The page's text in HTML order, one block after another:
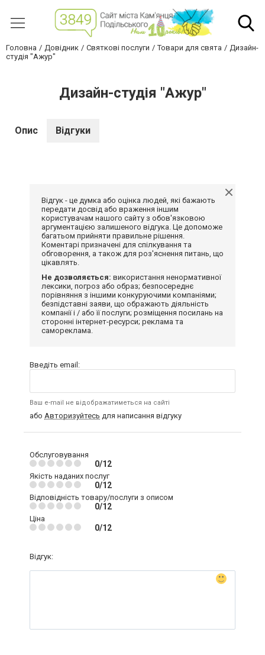
Головна Довідник Святкові послуги Товари для свята
Дизайн-
студія "Ажур"
Дизайн-студія "Ажур"
Опис Відгуки
Відгук - це думка або оцінка людей, які бажають
передати досвід або враження іншим
користувачам нашого сайту з обов'язковою
аргументацією залишеного відгука. Це допоможе
багатьом прийняти правильне рішення.
Коментарі призначені для спілкування та
обговорення, а також для роз'яснення питань, що
цікавлять.
Не дозволяється: використання ненормативної
лексики, погроз або образ; безпосереднє
порівняння з іншими конкуруючими компаніями;
безпідставні заяви, що ображають діяльність
компанії і / або її послуги; розміщення посилань на
сторонні інтернет-ресурси; реклама та
самореклама.
Введіть email:
Ваш e-mail не відображатиметься на сайті
або Авторизуйтесь для написання відгуку
Обслуговування
0/12
Якість наданих послуг
0/12
Відповідність товару/послуги з описом
0/12
Ціна
0/12
Відгук: